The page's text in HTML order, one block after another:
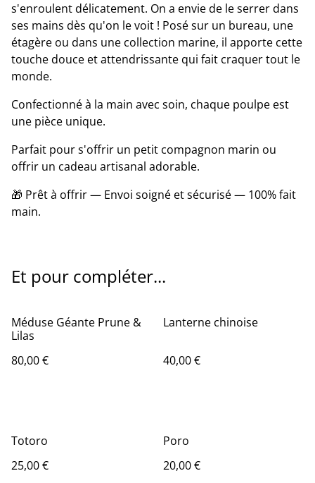
s'enroulent délicatement. On a envie de le serrer dans
ses mains dès qu'on le voit ! Posé sur un bureau, une
étagère ou dans une collection marine, il apporte cette
touche douce et attendrissante qui fait craquer tout le
monde.
Confectionné à la main avec soin, chaque poulpe est
une pièce unique.
Parfait pour s'offrir un petit compagnon marin ou
offrir un cadeau artisanal adorable.
🎁 Prêt à offrir — Envoi soigné et sécurisé — 100% fait
main.
Et pour compléter...
Méduse Géante Prune &
Lilas
80,00 €
Lanterne chinoise
40,00 €
Totoro
25,00 €
Poro
20,00 €